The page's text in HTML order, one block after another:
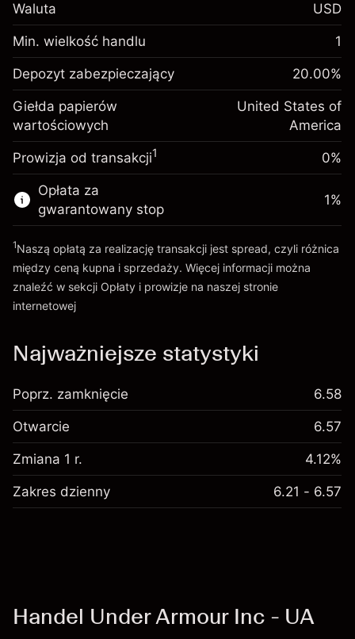
zabezpieczający. Twoja
inwestycja
$1,000.00
Opłata overnight za
utrzymanie pozycji
Opłaty od pełnej wartości
pozycji
-0.02154
%
(-$1.08)
Rozmiar transakcji z dźwignią ~
$5,000.00
Środki z dźwigni ~$4,000.00
Idź do platformy
Depozyt
zabezpieczający. Twoja
inwestycja
$1,000.00
Opłata overnight za
utrzymanie pozycji
Opłaty od pełnej wartości
pozycji
-0.000682
%
Rozmiar transakcji z dźwignią ~
Środki z dźwigni ~
$4,000.00
Idź do platformy
Waluta USD
Min. wielkość handlu 1
Depozyt zabezpieczający 20.00%
Giełda papierów
wartościowych
United States of
America
Prowizja od transakcji1 0%
Opłata za
gwarantowany stop
Opłaty i Prowizje
1%
1Naszą opłatą za realizację transakcji jest spread, czyli różnica
między ceną kupna i sprzedaży. Więcej informacji można
znaleźć w sekcji Opłaty i prowizje na naszej stronie
internetowej
Najważniejsze statystyki
Poprz. zamknięcie 6.58
Otwarcie 6.57
Zmiana 1 r. 4.12%
Zakres dzienny 6.21 - 6.57
Handel Under Armour Inc - UA